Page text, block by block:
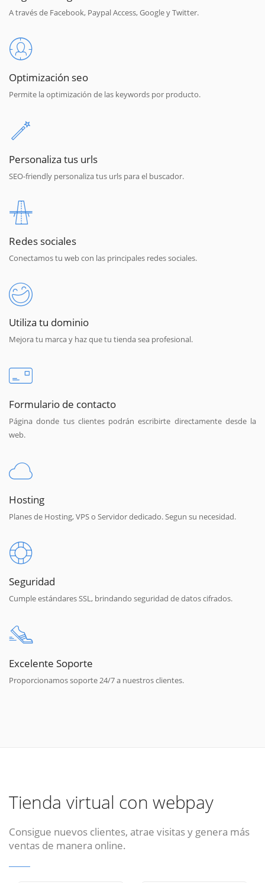
A través de Facebook, Paypal Access, Google y Twitter.
Optimización seo
Permite la optimización de las keywords por producto.
Personaliza tus urls
SEO-friendly personaliza tus urls para el buscador.
Redes sociales
Conectamos tu web con las principales redes sociales.
Utiliza tu dominio
Mejora tu marca y haz que tu tienda sea profesional.
Formulario de contacto
Página donde tus clientes podrán escribirte directamente desde la
web.
Hosting
Planes de Hosting, VPS o Servidor dedicado. Segun su necesidad.
Seguridad
Cumple estándares SSL, brindando seguridad de datos cifrados.
Excelente Soporte
Proporcionamos soporte 24/7 a nuestros clientes.
Tienda virtual con webpay
Consigue nuevos clientes, atrae visitas y genera más
ventas de manera online.